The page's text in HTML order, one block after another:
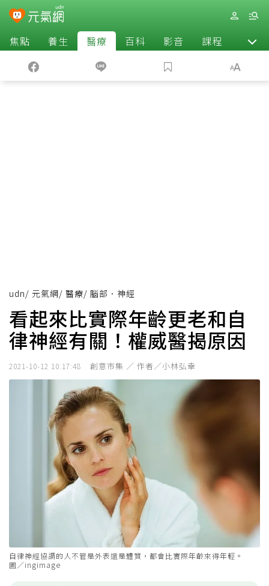
焦點 養生 醫療 百科 影音 課程 退休
udn/ 元氣網/ 醫療/ 腦部．神經
看起來比實際年齡更老和自
律神經有關！權威醫揭原因
2021-10-12 10:17:48 創意市集 ／ 作者／小林弘幸
自律神經協調的人不管是外表還是體質，都會比實際年齡來得年輕。
圖／ingimage